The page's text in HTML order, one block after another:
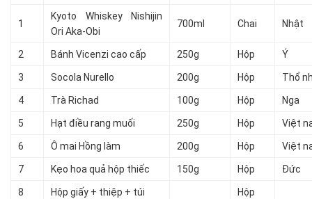
1
Kyoto Whiskey Nishijin
Ori Aka-Obi
700ml Chai Nhật
2 Bánh Vicenzi cao cấp 250g Hộp Ý
3 Socola Nurello 200g Hộp Thổ
4 Trà Richad 100g Hộp Nga
5 Hạt điều rang muối 250g Hộp Việt
6 Ô mai Hồng làm 200g Hộp Việt
7 Kẹo hoa quả hộp thiếc 150g Hộp Đức
8 Hộp giấy + thiệp + túi Hộp